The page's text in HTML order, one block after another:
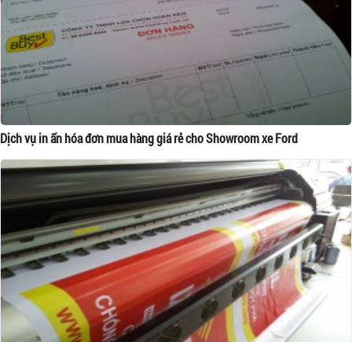
Dịch vụ in ấn hóa đơn mua hàng giá rẻ cho Showroom xe Ford